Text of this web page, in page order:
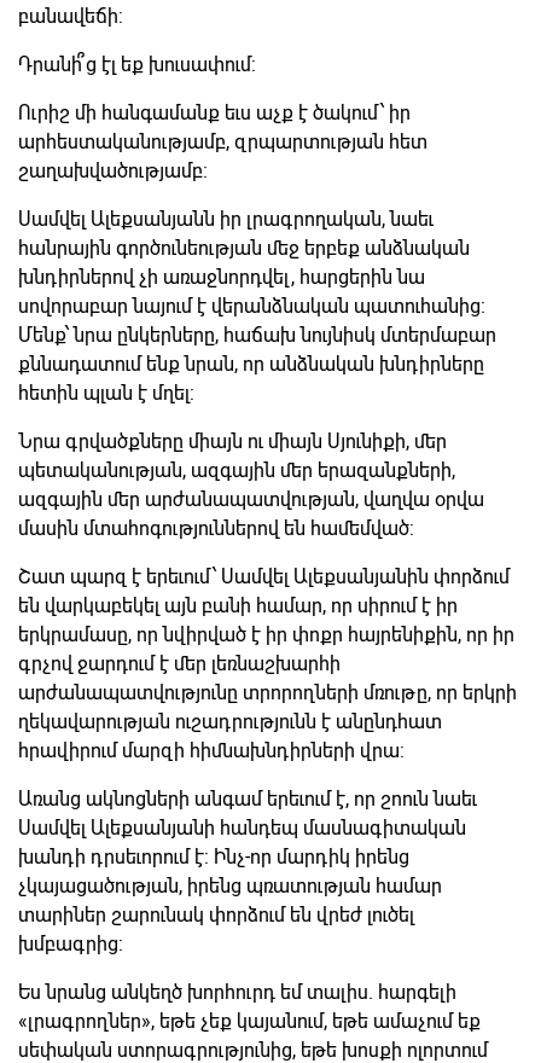
բանավեճի:
Դրանի՞ց էլ եք խուսափում:
Ուրիշ մի հանգամանք եւս աչք է ծակում՝ իր
արհեստականությամբ, զրպարտության հետ
շաղախվածությամբ:
Սամվել Ալեքսանյանն իր լրագրողական, նաեւ
հանրային գործունեության մեջ երբեք անձնական
խնդիրներով չի առաջնորդվել, հարցերին նա
սովորաբար նայում է վերանձնական պատուհանից:
Մենք՝ նրա ընկերները, հաճախ նույնիսկ մտերմաբար
քննադատում ենք նրան, որ անձնական խնդիրները
հետին պլան է մղել:
Նրա գրվածքները միայն ու միայն Սյունիքի, մեր
պետականության, ազգային մեր երազանքների,
ազգային մեր արժանապատվության, վաղվա օրվա
մասին մտահոգություններով են համեմված:
Շատ պարզ է երեւում՝ Սամվել Ալեքսանյանին փորձում
են վարկաբեկել այն բանի համար, որ սիրում է իր
երկրամասը, որ նվիրված է իր փոքր հայրենիքին, որ իր
գրչով ջարդում է մեր լեռնաշխարհի
արժանապատվությունը տրորողների մռութը, որ երկրի
ղեկավարության ուշադրությունն է անընդհատ
հրավիրում մարզի հիմնախնդիրների վրա:
Առանց ակնոցների անգամ երեւում է, որ շոուն նաեւ
Սամվել Ալեքսանյանի հանդեպ մասնագիտական
խանդի դրսեւորում է: Ինչ-որ մարդիկ իրենց
չկայացածության, իրենց պռատության համար
տարիներ շարունակ փորձում են վրեժ լուծել
խմբագրից:
Ես նրանց անկեղծ խորհուրդ եմ տալիս. հարգելի
«լրագրողներ», եթե չեք կայանում, եթե ամաչում եք
սեփական ստորագրությունից, եթե խոսքի ոլորտում